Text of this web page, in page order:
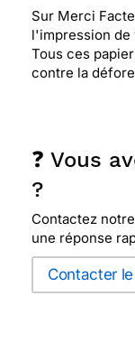
Sur Merci
l'impression de
Tous ces
contre la
❓ Vous
?
Contactez
une réponse
Contacter le